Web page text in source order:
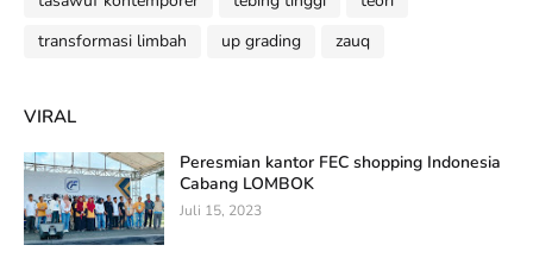
transformasi limbah
up grading zauq
VIRAL
Peresmian kantor FEC shopping Indonesia
Cabang LOMBOK
Juli 15, 2023